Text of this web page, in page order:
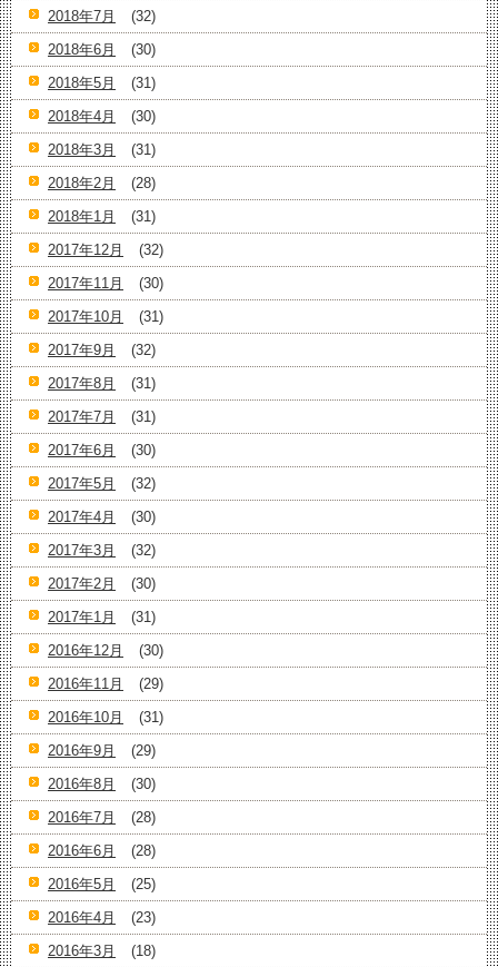
2018年7月
(32)
2018年6月
(30)
2018年5月
(31)
2018年4月
(30)
2018年3月
(31)
2018年2月
(28)
2018年1月
(31)
2017年12月
(32)
2017年11月
(30)
2017年10月
(31)
2017年9月
(32)
2017年8月
(31)
2017年7月
(31)
2017年6月
(30)
2017年5月
(32)
2017年4月
(30)
2017年3月
(32)
2017年2月
(30)
2017年1月
(31)
2016年12月
(30)
2016年11月
(29)
2016年10月
(31)
2016年9月
(29)
2016年8月
(30)
2016年7月
(28)
2016年6月
(28)
2016年5月
(25)
2016年4月
(23)
2016年3月
(18)